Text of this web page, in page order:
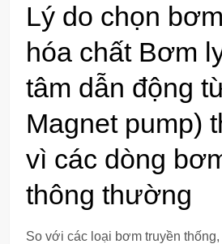
Lý do chọn bơm
hóa chất Bơm
tâm dẫn động
Magnet pump)
vì các dòng
thông thường
So với các loại bơm truyền